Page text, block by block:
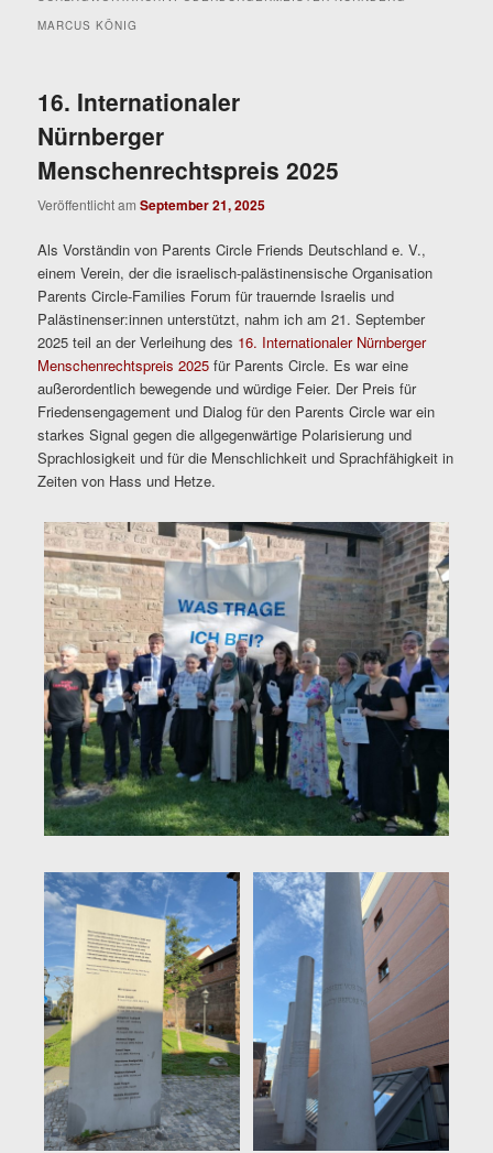
MARCUS KÖNIG
16. Internationaler
Nürnberger
Menschenrechtspreis 2025
Veröffentlicht amSeptember 21, 2025
Als Vorständin von Parents Circle Friends Deutschland e. V.,
einem Verein, der die israelisch-palästinensische Organisation
Parents Circle-Families Forum für trauernde Israelis und
Palästinenser:innen unterstützt, nahm ich am 21. September
2025 teil an der Verleihung des 16. Internationaler Nürnberger
Menschenrechtspreis 2025für Parents Circle. Es war eine
außerordentlich bewegende und würdige Feier. Der Preis für
Friedensengagement und Dialog für den Parents Circle war ein
starkes Signal gegen die allgegenwärtige Polarisierung und
Sprachlosigkeit und für die Menschlichkeit und Sprachfähigkeit in
Zeiten von Hass und Hetze.